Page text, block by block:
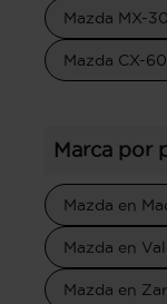
Mazda MX-30
Mazda CX-60
Marca por
Mazda en
Mazda en
Mazda en